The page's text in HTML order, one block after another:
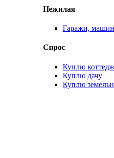
Нежилая
Гаражи,
Спрос
Куплю
Куплю дачу
Куплю